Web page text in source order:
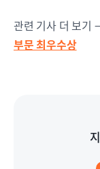
관련 기사 더 보기
부문 최우수상